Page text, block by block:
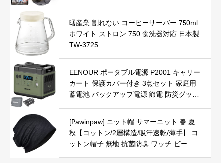
lexa対応 赤外線暗視 PIR人体検知 声光警
報 双方向通話 家族共有 H.265+動画圧縮
技術 SDカード/クラウド録画保存 IP65防
水防塵（2.4Gwifi対応）
曙産業 割れない コーヒーサーバー 750ml
ホワイト ストロン 750 食洗器対応 日本製
TW-3725
EENOUR ポータブル電源 P2001 キャリー
カート 保護カバー付き 3点セット 家庭用
蓄電池 バックアップ電源 節電 防災グッズ
0/USB出力 Type-C PD100W 16台機器同
時充電可能 リン酸鉄リチウム電池採用 無
停電電源装置(UPS)搭載 MPPT制御方式
[Pawinpaw] ニット帽 サマーニット 春 夏
秋【コットン/2層構造/吸汗速乾/薄手】 コ
ットン帽子 無地 抗菌防臭 ワッチ ビーニ